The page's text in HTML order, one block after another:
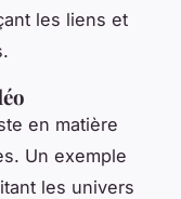
les liens et
en matière
Un exemple
les univers